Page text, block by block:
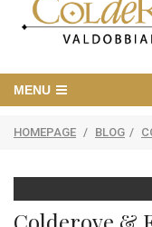
MENU
HOMEPAGE / BLOG /